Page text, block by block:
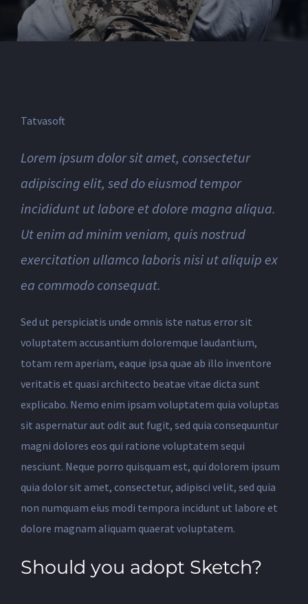
Tatvasoft
Lorem ipsum dolor sit amet, consectetur
adipiscing elit, sed do eiusmod tempor
incididunt ut labore et dolore magna aliqua.
Ut enim ad minim veniam, quis nostrud
exercitation ullamco laboris nisi ut aliquip ex
ea commodo consequat.
Sed ut perspiciatis unde omnis iste natus error sit
voluptatem accusantium doloremque laudantium,
totam rem aperiam, eaque ipsa quae ab illo inventore
veritatis et quasi architecto beatae vitae dicta sunt
explicabo. Nemo enim ipsam voluptatem quia voluptas
sit aspernatur aut odit aut fugit, sed quia consequuntur
magni dolores eos qui ratione voluptatem sequi
nesciunt. Neque porro quisquam est, qui dolorem ipsum
quia dolor sit amet, consectetur, adipisci velit, sed quia
non numquam eius modi tempora incidunt ut labore et
dolore magnam aliquam quaerat voluptatem.
Should you adopt Sketch?